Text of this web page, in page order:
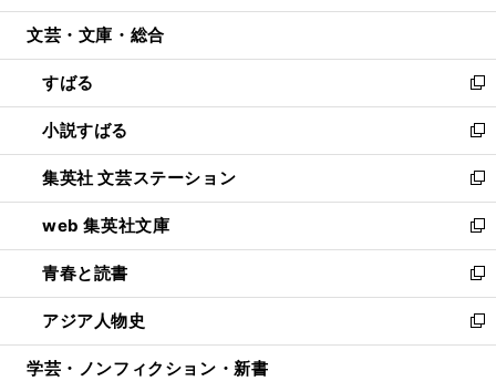
開
ウ
開
く
ン
ウ
で
開
く
ウ
ン
ド
ウ
で
開
く
文芸・文庫・総合
すばる
新
し
い
ウ
ィ
ン
ド
ウ
で
開
く
小説すばる
新
し
い
ウ
ィ
ン
ド
ウ
で
開
集英社 文芸ステーション
新
し
い
ウ
ィ
ン
ド
ウ
web 集英社文庫
新
し
い
ウ
ィ
ン
青春と読書
新
し
い
ウ
アジア人物史
新
し
学芸・ノンフィクション・新書